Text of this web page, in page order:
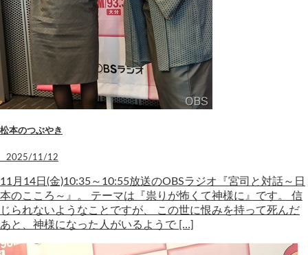
松本のつぶやき
2025/11/12
11月14日(金)10:35～10:55放送のOBSラジオ『宮司と対話～日
本のこころ～』。 テーマは『祟りが怖くて神様に』です。 信
じられないようなことですが、 この世に恨みを持って死んだ
あと、神様になった人がいるようで […]